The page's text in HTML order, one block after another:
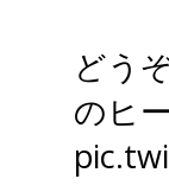
どう
のヒ